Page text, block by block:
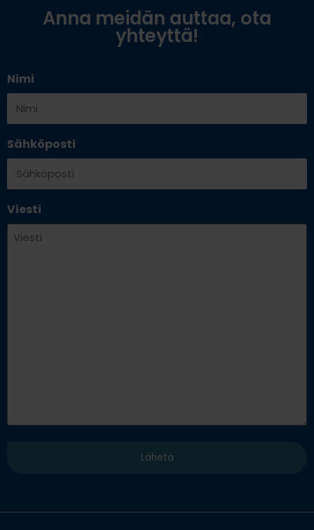
Anna meidän auttaa, ota
yhteyttä!
Nimi
Sähköposti
Viesti